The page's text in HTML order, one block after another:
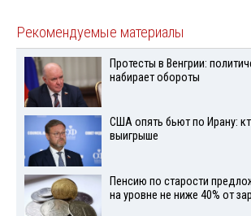
Рекомендуемые материалы
Протесты в Венгрии:
набирает обороты
США опять бьют по Ирану:
выигрыше
Пенсию по старости
на уровне не ниже 40% от